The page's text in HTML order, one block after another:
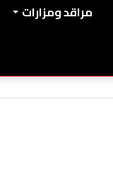
مراقد ومزارات